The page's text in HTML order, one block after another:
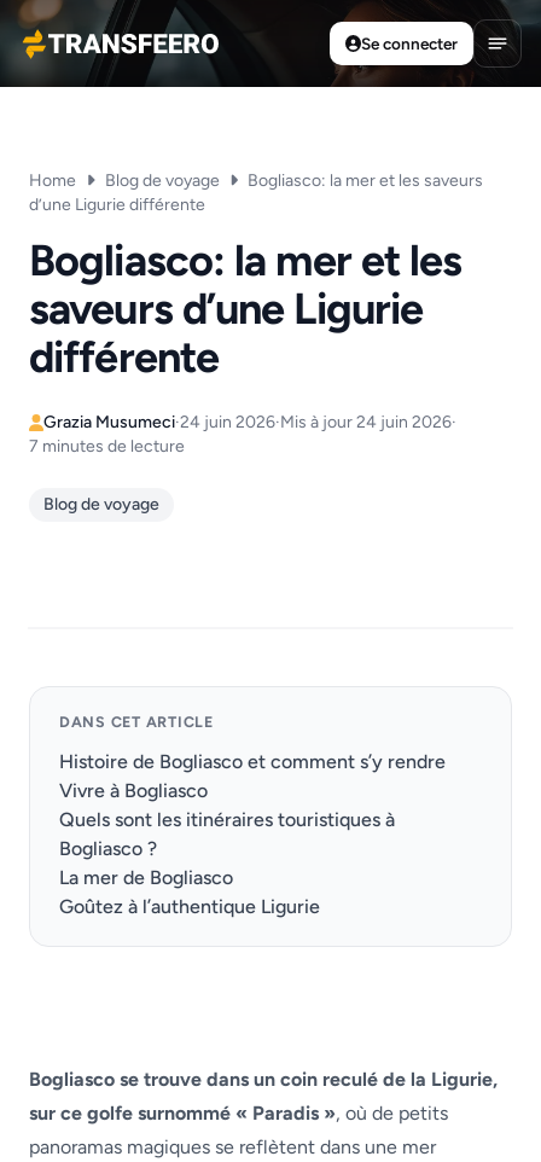
Transfeero
Se connecter
Home Blog de voyage
Bogliasco: la mer et les saveurs
d’une Ligurie différente
Bogliasco: la mer et les
saveurs d’une Ligurie
différente
Grazia Musumeci·24 juin 2026·Mis à jour 24 juin 2026·
7 minutes de lecture
Blog de voyage
DANS CET ARTICLE
Histoire de Bogliasco et comment s’y rendre
Vivre à Bogliasco
Quels sont les itinéraires touristiques à
Bogliasco ?
La mer de Bogliasco
Goûtez à l’authentique Ligurie
Bogliasco se trouve dans un coin reculé de la Ligurie,
sur ce golfe surnommé « Paradis », où de petits
panoramas magiques se reflètent dans une mer